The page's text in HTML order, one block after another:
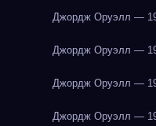
Джордж Оруэлл —
Джордж Оруэлл —
Джордж Оруэлл —
Джордж Оруэлл —